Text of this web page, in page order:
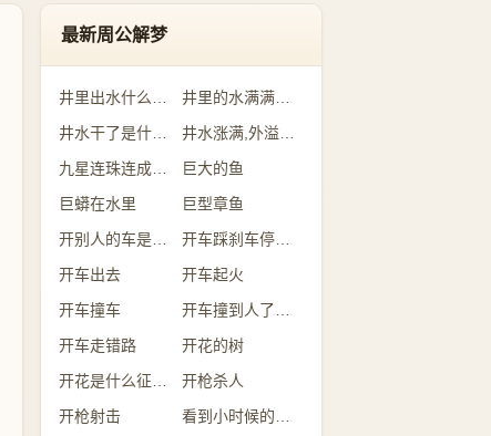
最新周公解梦
井里的水满满的是什么意思
巨大的鱼
巨蟒在水里
巨型章鱼
开车踩刹车停不下来
开车出去
开车起火
开车撞车
开车走错路
开花的树
开枪杀人
开枪射击